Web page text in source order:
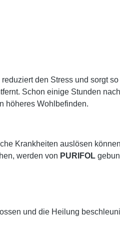
den Stress und sorgt
Schon einige Stunden
höheres Wohlbefinden.
Krankheiten auslösen
werden von PURIFOL
und die Heilung